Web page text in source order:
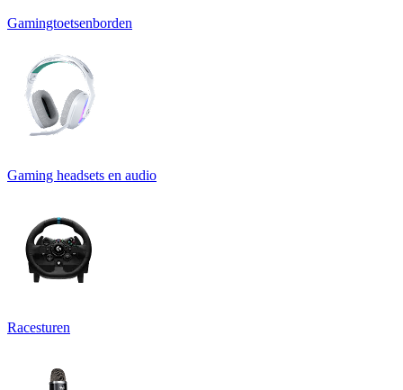
Gamingtoetsenborden
Gaming headsets en audio
Racesturen